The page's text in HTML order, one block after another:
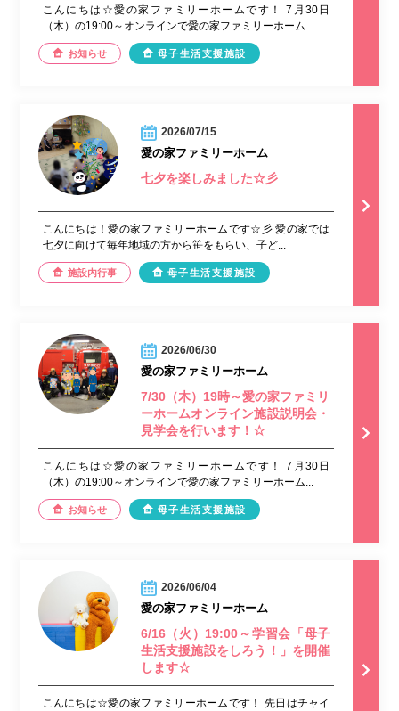
こんにちは☆愛の家ファミリーホームです！ 7月30日
（木）の19:00～オンラインで愛の家ファミリーホーム...
お知らせ 母子生活支援施設
2026/07/15
愛の家ファミリーホーム
七夕を楽しみました☆彡
こんにちは！愛の家ファミリーホームです☆彡 愛の家では
七夕に向けて毎年地域の方から笹をもらい、子ど...
施設内行事 母子生活支援施設
2026/06/30
愛の家ファミリーホーム
7/30（木）19時～愛の家ファミリ
ーホームオンライン施設説明会・
見学会を行います！☆
こんにちは☆愛の家ファミリーホームです！ 7月30日
（木）の19:00～オンラインで愛の家ファミリーホーム...
お知らせ 母子生活支援施設
2026/06/04
愛の家ファミリーホーム
6/16（火）19:00～学習会「母子
生活支援施設をしろう！」を開催
します☆
こんにちは☆愛の家ファミリーホームです！ 先日はチャイ